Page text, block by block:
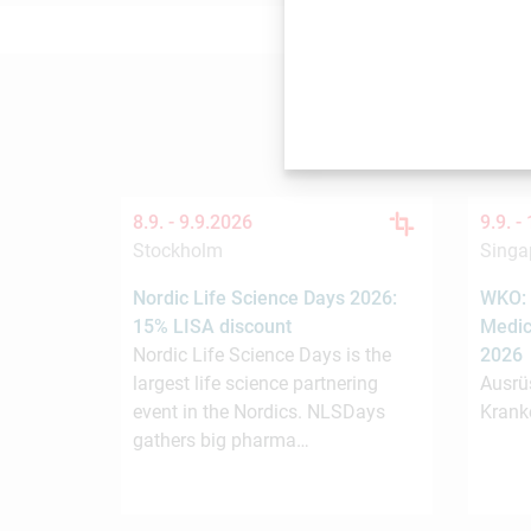
8.9. - 9.9.2026
Stockholm
Nordic Life Science Days 2026:
15% LISA discount
Nordic Life Science Days is the
largest life science partnering
event in the Nordics. NLSDays
gathers big pharma…
9.9. -
2026